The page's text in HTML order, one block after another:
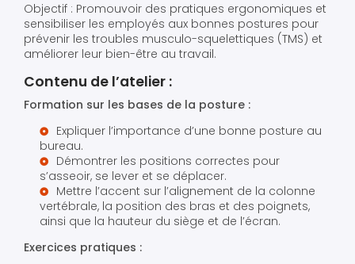
Objectif : Promouvoir des pratiques ergonomiques et
sensibiliser les employés aux bonnes postures pour
prévenir les troubles musculo-squelettiques (TMS) et
améliorer leur bien-être au travail.
Contenu de l’atelier :
Formation sur les bases de la posture :
Expliquer l’importance d’une bonne posture au
bureau.
Démontrer les positions correctes pour
s’asseoir, se lever et se déplacer.
Mettre l’accent sur l’alignement de la colonne
vertébrale, la position des bras et des poignets,
ainsi que la hauteur du siège et de l’écran.
Exercices pratiques :